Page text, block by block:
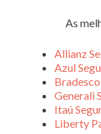
As
Allianz
Azul
Generali
Itaú
Liberty